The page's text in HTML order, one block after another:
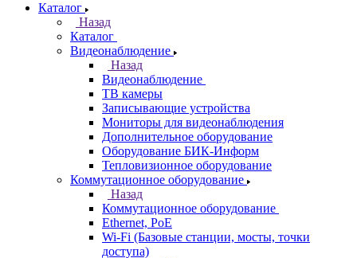
Каталог
Назад
Каталог
Видеонаблюдение
Назад
Видеонаблюдение
ТВ камеры
Записывающие устройства
Мониторы для видеонаблюдения
Дополнительное оборудование
Оборудование БИК-Информ
Тепловизионное оборудование
Коммутационное оборудование
Назад
Коммутационное оборудование
Ethernet, PoE
Wi-Fi (Базовые станции, мосты, точки
доступа)